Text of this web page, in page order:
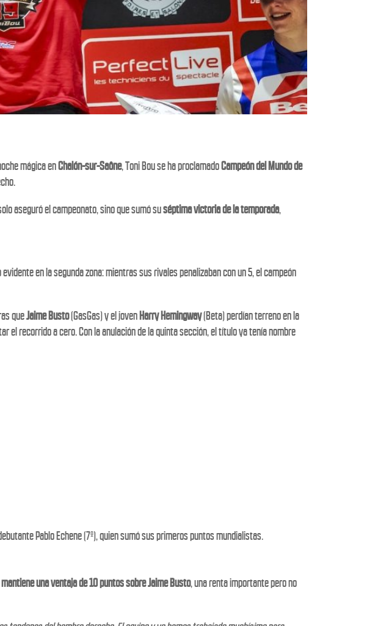
mágica enChalón-sur-Saône, Toni Bou se ha proclamadoCampeón del Mundo de
aseguró el campeonato, sino que sumó suséptima victoria de la temporada,
en la segunda zona: mientras sus rivales penalizaban con un 5, el campeón
queJaime Busto(GasGas) y el jovenHarry Hemingway(Beta) perdían terreno en la
el recorrido a cero. Con la anulación de la quinta sección, el título ya tenía nombre
Pablo Echene (7º), quien sumó sus primeros puntos mundialistas.
una ventaja de 10 puntos sobre Jaime Busto, una renta importante pero no